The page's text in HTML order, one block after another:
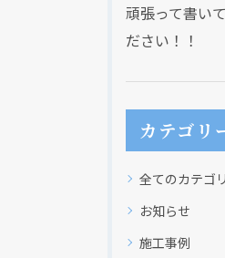
頑張って書い
ださい！！
カテゴリ
全てのカテゴ
お知らせ
施工事例